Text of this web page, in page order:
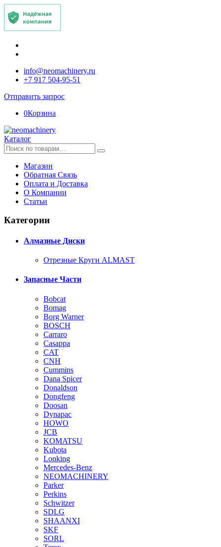
info@neomachinery.ru
+7 917 504-95-51
Отправить запрос
0Корзина
Каталог
Искать:
Магазин
Обратная Связь
Оплата и Доставка
О Компании
Статьи
Категории
Алмазные Диски
Отрезные Круги ALMAST
Запасные Части
Bobcat
Bomag
Borg Warner
BOSCH
Carraro
Casappa
CAT
CNH
Cummins
Dana Spicer
Donaldson
Dongfeng
Doosan
Dynapac
HOWO
JCB
KOMATSU
Kubota
Lonking
Mercedes-Benz
NEOMACHINERY
Parker
Perkins
Schwitzer
SDLG
SHAANXI
SKF
SORL